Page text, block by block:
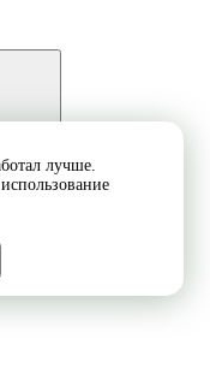
лучше.